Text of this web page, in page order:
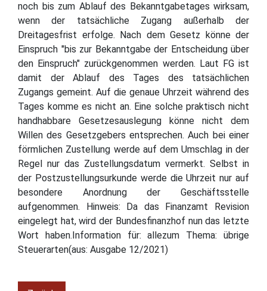
noch bis zum Ablauf des Bekanntgabetages wirksam,
wenn der tatsächliche Zugang außerhalb der
Dreitagesfrist erfolge. Nach dem Gesetz könne der
Einspruch "bis zur Bekanntgabe der Entscheidung über
den Einspruch" zurückgenommen werden. Laut FG ist
damit der Ablauf des Tages des tatsächlichen
Zugangs gemeint. Auf die genaue Uhrzeit während des
Tages komme es nicht an. Eine solche praktisch nicht
handhabbare Gesetzesauslegung könne nicht dem
Willen des Gesetzgebers entsprechen. Auch bei einer
förmlichen Zustellung werde auf dem Umschlag in der
Regel nur das Zustellungsdatum vermerkt. Selbst in
der Postzustellungsurkunde werde die Uhrzeit nur auf
besondere Anordnung der Geschäftsstelle
aufgenommen. Hinweis: Da das Finanzamt Revision
eingelegt hat, wird der Bundesfinanzhof nun das letzte
Wort haben.Information für: allezum Thema: übrige
Steuerarten(aus: Ausgabe 12/2021)